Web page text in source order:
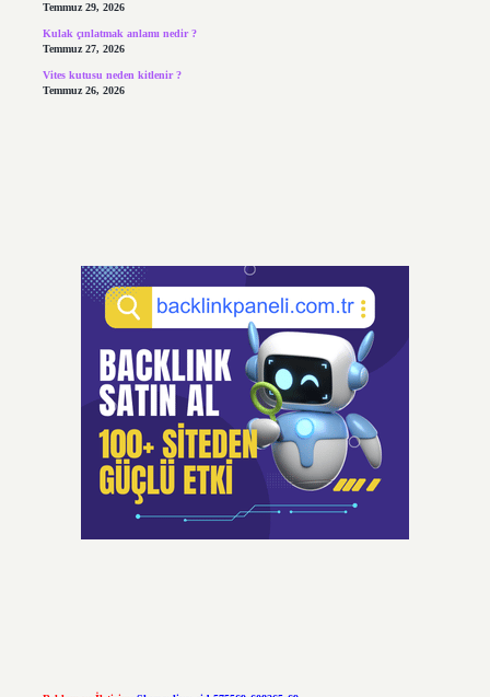
Temmuz 29, 2026
Kulak çınlatmak anlamı nedir ?
Temmuz 27, 2026
Vites kutusu neden kitlenir ?
Temmuz 26, 2026